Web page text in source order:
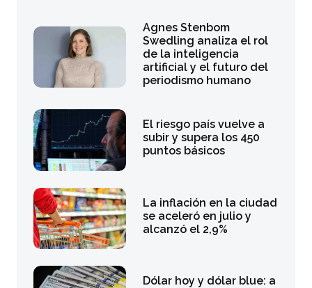
Agnes Stenbom
Swedling analiza el rol
de la inteligencia
artificial y el futuro del
periodismo humano
El riesgo país vuelve a
subir y supera los 450
puntos básicos
La inflación en la ciudad
se aceleró en julio y
alcanzó el 2,9%
Dólar hoy y dólar blue: a